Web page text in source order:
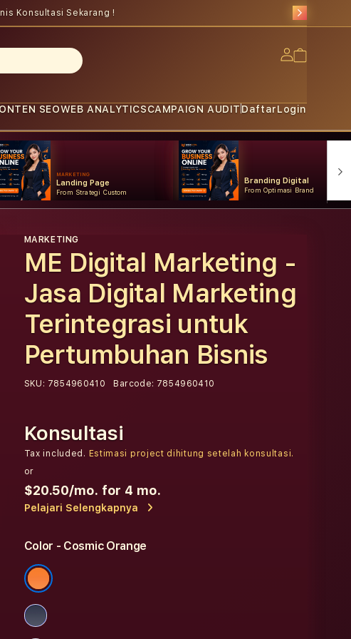
Konsultasi Sekarang !
Log
SEOWEB ANALYTICSCAMPAIGN AUDIT DaftarLogin
MARKETING
Landing Page
From Strategi Custom
Branding Digital
From Optimasi Brand
MARKETING
ME Digital Marketing -
Jasa Digital Marketing
Terintegrasi untuk
Pertumbuhan Bisnis
SKU: 7854960410 Barcode: 7854960410
Konsultasi
Tax included. Estimasi project dihitung setelah konsultasi.
or
$20.50/mo. for 4 mo.
Pelajari Selengkapnya
Color - Cosmic Orange